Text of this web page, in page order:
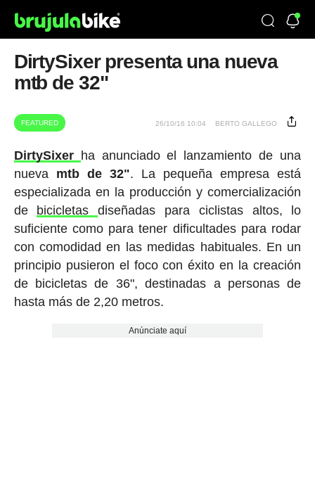
DirtySixer presenta una nueva
mtb de 32"
FEATURED 26/10/16 10:04 BERTO GALLEGO
DirtySixer
ha anunciado el lanzamiento de una
nueva mtb de 32". La pequeña empresa está
especializada en la producción y comercialización
de bicicletasdiseñadas para ciclistas altos, lo
suficiente como para tener dificultades para rodar
con comodidad en las medidas habituales. En un
principio pusieron el foco con éxito en la creación
de bicicletas de 36", destinadas a personas de
hasta más de 2,20 metros.
Anúnciate aquí